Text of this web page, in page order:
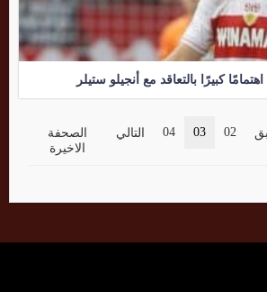
كبيرًا بالتعاقد مع أنجيلو ستيلر
02
03
04 التالي
الصحفة
الاخيرة